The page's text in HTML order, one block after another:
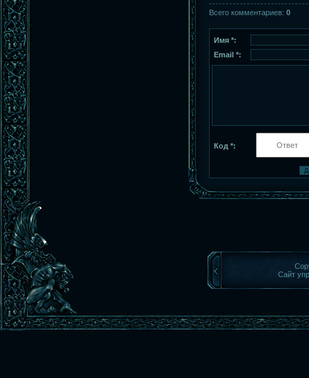
Всего комментариев: 0
Имя *:
Email *:
Код *:
Сайт